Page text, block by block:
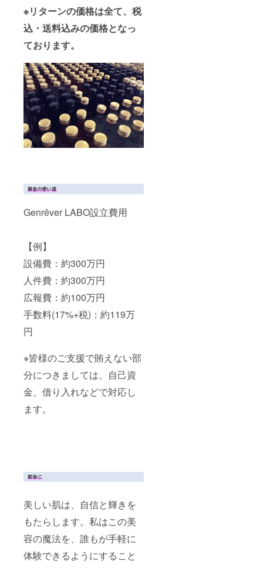
※リターンの価格は全て、税
込・送料込みの価格となっ
ております。
Genrêver LABO設立費用
【例】
設備費：約300万円
人件費：約300万円
広報費：約100万円
手数料(17%+税)：約119万
円
※皆様のご支援で賄えない部
分につきましては、自己資
金、借り入れなどで対応し
ます。
美しい肌は、自信と輝きを
もたらします。私はこの美
容の魔法を、誰もが手軽に
体験できるようにすること